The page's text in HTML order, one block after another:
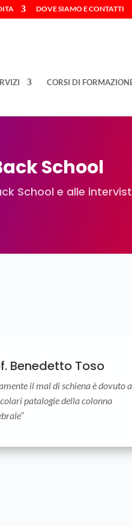
DOVE SIAMO E CONTATTI
CORSI DI
School
School e alle
Benedetto Toso
il mal di schiena è dovuto a
patalogie della colonna